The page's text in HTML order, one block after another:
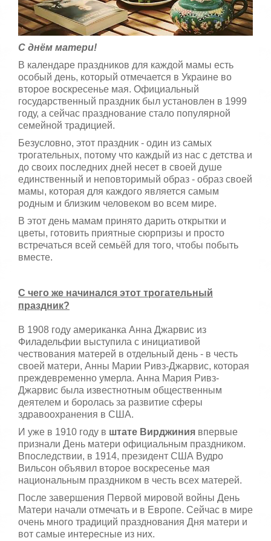
/
5
,
о
ц
е
н
и
т
е
С днём ​​матери!
В календаре праздников для каждой мамы есть
особый день, который отмечается в Украине во
второе воскресенье мая. Официальный
государственный праздник был установлен в 1999
году, а сейчас празднование стало популярной
семейной традицией.
Безусловно, этот праздник - один из самых
трогательных, потому что каждый из нас с детства и
до своих последних дней несет в своей душе
единственный и неповторимый образ - образ своей
мамы, которая для каждого является самым
родным и близким человеком во всем мире.
В этот день мамам принято дарить открытки и
цветы, готовить приятные сюрпризы и просто
встречаться всей семьёй для того, чтобы побыть
вместе.
С чего же начинался этот трогательный
праздник?
В 1908 году американка Анна Джарвис из
Филадельфии выступила с инициативой
чествования матерей в отдельный день - в честь
своей матери, Анны Марии Ривз-Джарвис, которая
преждевременно умерла. Анна Мария Ривз-
Джарвис была известнотным общественным
деятелем и боролась за развитие сферы
здравоохранения в США.
И уже в 1910 году в штате Вирджиния впервые
признали День матери официальным праздником.
Впоследствии, в 1914, президент США Вудро
Вильсон объявил второе воскресенье мая
национальным праздником в честь всех матерей.
После завершения Первой мировой войны День
Матери начали отмечать и в Европе. Сейчас в мире
очень много традиций празднования Дня матери и
вот самые интересные из них.